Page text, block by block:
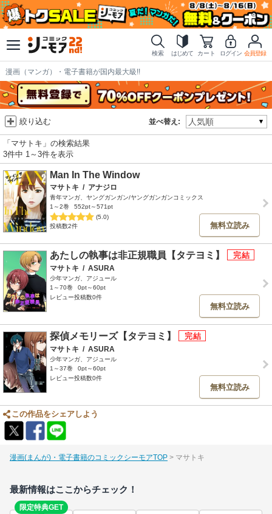
検索 はじめて カート ログイン 会員登録
漫画（マンガ）・電子書籍が国内最大級!!
並べ替え:
絞り込む
「マサトキ」の検索結果
3件中 1～3件を表示
Man In The Window
マサトキ / アナジロ
青年マンガ、ヤングガンガン/ヤングガンガンコミックス
1～2巻
552pt～571pt
(5.0)
投稿数2件
無料立読み
あたしの執事は非正規職員【タテヨミ】
マサトキ / ASURA
少年マンガ、アジュール
1～70巻
0pt～60pt
レビュー投稿数0件
無料立読み
探偵メモリーズ【タテヨミ】
マサトキ / ASURA
少年マンガ、アジュール
1～37巻
0pt～60pt
レビュー投稿数0件
無料立読み
この作品をシェアしよう
漫画(まんが)・電子書籍のコミックシーモアTOP マサトキ
最新情報はここからチェック！
限定特典GET